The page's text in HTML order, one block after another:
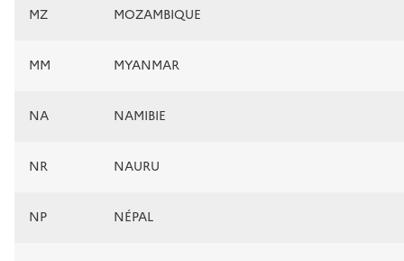
MZ MOZAMBIQUE
MM MYANMAR
NA NAMIBIE
NR NAURU
NP NÉPAL